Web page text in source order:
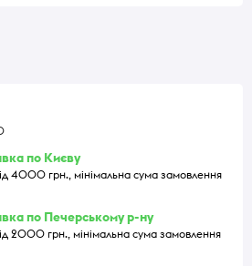
по Києву
4000 грн., мінімальна сума замовлення
по Печерському р-ну
2000 грн., мінімальна сума замовлення